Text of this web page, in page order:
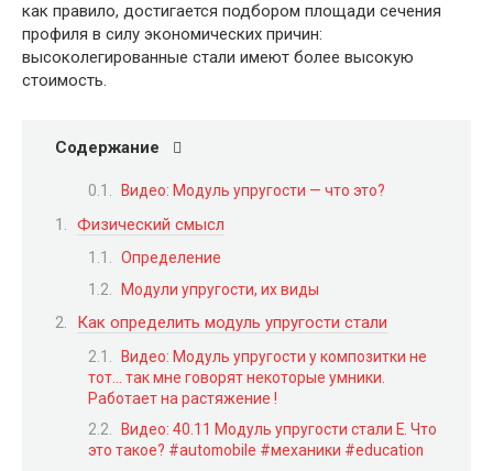
как правило, достигается подбором площади сечения
профиля в силу экономических причин:
высоколегированные стали имеют более высокую
стоимость.
Содержание
Видео: Модуль упругости — что это?
Физический смысл
Определение
Модули упругости, их виды
Как определить модуль упругости стали
Видео: Модуль упругости у композитки не
тот… так мне говорят некоторые умники.
Работает на растяжение !
Видео: 40.11 Модуль упругости стали Е. Что
это такое? #automobile #механики #education